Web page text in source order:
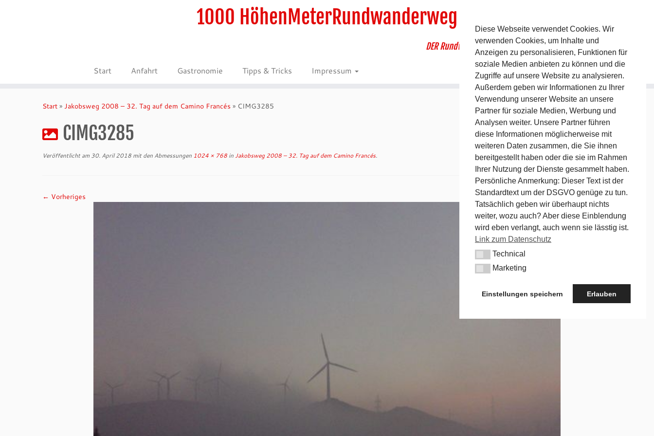
1000 HöhenMeterRundwanderweg
DER Rundwanderweg um Pommelsbrunn
Start Anfahrt Gastronomie Tipps & Tricks Impressum
Start » Jakobsweg 2008 – 32. Tag auf dem Camino Francés » CIMG3285
CIMG3285
Veröffentlicht am 30. April 2018 mit den Abmessungen 1024 × 768 inJakobsweg 2008 – 32. Tag auf dem Camino Francés.
← Vorheriges Nächstes →
Diese Webseite verwendet Cookies. Wir
verwenden Cookies, um Inhalte und
Anzeigen zu personalisieren, Funktionen für
soziale Medien anbieten zu können und die
Zugriffe auf unsere Website zu analysieren.
Außerdem geben wir Informationen zu Ihrer
Verwendung unserer Website an unsere
Partner für soziale Medien, Werbung und
Analysen weiter. Unsere Partner führen
diese Informationen möglicherweise mit
weiteren Daten zusammen, die Sie ihnen
bereitgestellt haben oder die sie im Rahmen
Ihrer Nutzung der Dienste gesammelt haben.
Persönliche Anmerkung: Dieser Text ist der
Standardtext um der DSGVO genüge zu tun.
Tatsächlich geben wir überhaupt nichts
weiter, wozu auch? Aber diese Einblendung
wird eben verlangt, auch wenn sie lässtig ist.
Link zum Datenschutz
TechnicalTechnical
MarketingMarketing
Einstellungen speichern Erlauben